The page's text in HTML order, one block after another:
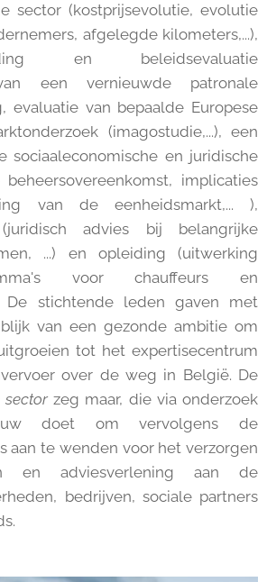
sector (kostprijsevolutie, evolutie
afgelegde kilometers,...),
en beleidsevaluatie
een vernieuwde patronale
evaluatie van bepaalde Europese
(imagostudie,...), een
sociaaleconomische en juridische
implicaties
van de eenheidsmarkt,... ),
(juridisch advies bij belangrijke
...) en opleiding (uitwerking
voor chauffeurs en
De stichtende leden gaven met
van een gezonde ambitie om
tot het expertisecentrum
over de weg in België. De
sectorzeg maar, die via onderzoek
doet om vervolgens de
aan te wenden voor het verzorgen
en adviesverlening aan de
bedrijven, sociale partners